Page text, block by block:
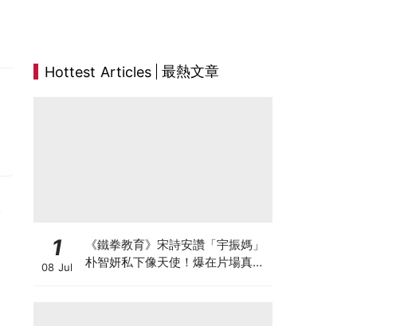
Hottest Articles 最熱文章
1
08 Jul
《鐵拳教育》宋詩安讚「宇振媽」
朴智妍私下像天使！爆在片場真的